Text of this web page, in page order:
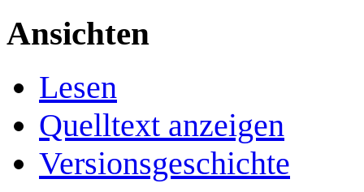
Ansichten
Lesen
Quelltext anzeigen
Versionsgeschichte